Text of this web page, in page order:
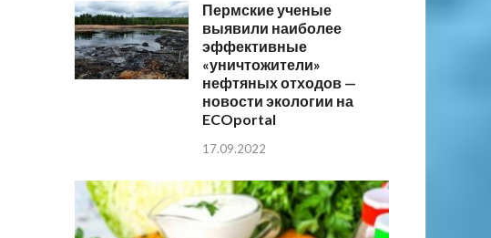
Пермские ученые
выявили наиболее
эффективные
«уничтожители»
нефтяных отходов —
новости экологии на
ECOportal
17.09.2022